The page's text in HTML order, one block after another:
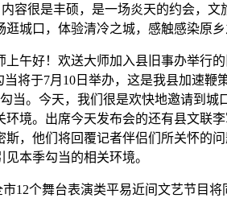
容很是丰硕，是一场炎天的约会，
城口，体验清冷之城，感触感染原乡
好！欢送大师加入县旧事办举行的
当将于7月10日举办，这是我县加速鞭
当。今天，我们很是欢快地邀请到城
境。出席今天发布会的还有县文联
，他们将回覆记者伴侣们所关怀的
见本季勾当的相关环境。
个舞台表演类平易近间文艺节目将